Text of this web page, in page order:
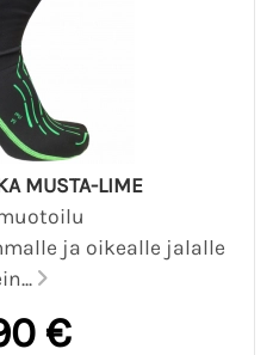
MUSTA-LIME
ja oikealle jalalle
€